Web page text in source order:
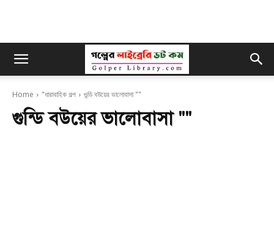
Home "ধারাবাহিক গল্প গুন্ডি বউয়ের ভালোবাসা ""
গুন্ডি বউয়ের ভালোবাসা ""